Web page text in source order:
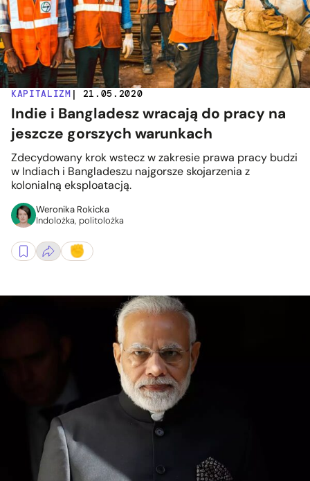
KAPITALIZM | 21.05.2020
Indie i Bangladesz wracają do pracy na
jeszcze gorszych warunkach
Zdecydowany krok wstecz w zakresie prawa pracy budzi
w Indiach i Bangladeszu najgorsze skojarzenia z
kolonialną eksploatacją.
Weronika Rokicka
Indolożka, politolożka